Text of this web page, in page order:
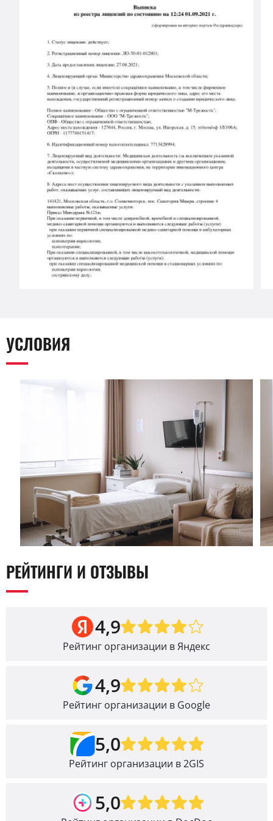
УСЛОВИЯ
РЕЙТИНГИ И ОТЗЫВЫ
4,9
Рейтинг организации в Яндекс
4,9
Рейтинг организации в Google
5,0
Рейтинг организации в 2GIS
5,0